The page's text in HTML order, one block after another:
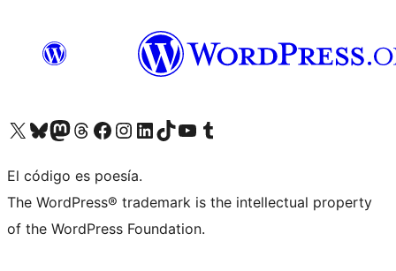
Visita nuestra cuenta de X (anteriormente Twitter)
Visita nuestra cuenta de Bluesky
Visita nuestra cuenta de Mastodon
Visita nuestra cuenta de Threads
Visita nuestra página de Facebook
Visita nuestra cuenta de Instagram
Visita nuestra cuenta de LinkedIn
Visita nuestra cuenta de TikTok
Visita nuestro canal de YouTube
Visita nuestra cuenta de Tumblr
El código es poesía.
The WordPress® trademark is the intellectual property
of the WordPress Foundation.